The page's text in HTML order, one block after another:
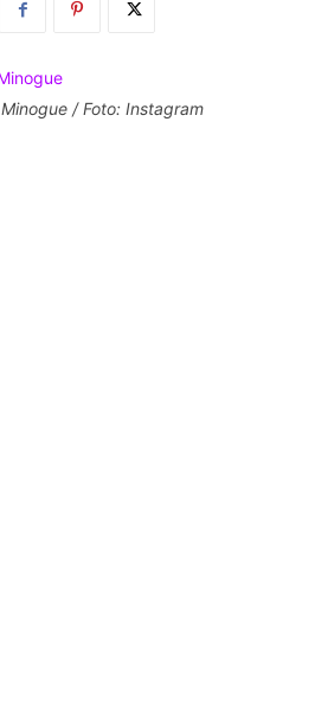
/ Foto: Instagram